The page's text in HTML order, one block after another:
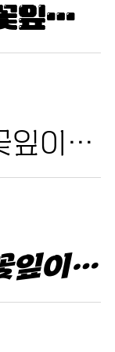
바람과 속삭이는 꽃잎이 춤추듯 하늘을 날아 새처럼 꿈은 자유롭고 별빛처럼 빛나 새벽의 고요함 속에서 겨울 눈처럼 순수한 열정은 봄을 부른다
바람과 속삭이는 꽃잎이 춤추듯 하늘을 날아 새처럼 꿈은 자유롭고 별빛처럼 빛나 새벽의 고요함 속에서 겨울 눈처럼 순수한 열정은 봄을 부른다
바람과 속삭이는 꽃잎이 춤추듯 하늘을 날아 새처럼 꿈은 자유롭고 별빛처럼 빛나 새벽의 고요함 속에서 겨울 눈처럼 순수한 열정은 봄을 부른다